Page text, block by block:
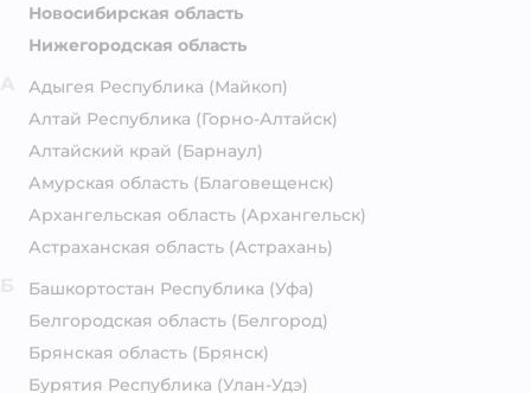
Новосибирская область
Нижегородская область
Адыгея Республика (Майкоп)
Алтай Республика (Горно-Алтайск)
Алтайский край (Барнаул)
Амурская область (Благовещенск)
Архангельская область (Архангельск)
Астраханская область (Астрахань)
Башкортостан Республика (Уфа)
Белгородская область (Белгород)
Брянская область (Брянск)
Бурятия Республика (Улан-Удэ)